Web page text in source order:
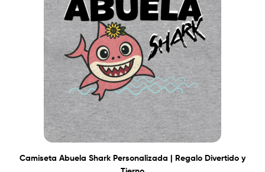
Camiseta Abuela Shark Personalizada | Regalo Divertido y